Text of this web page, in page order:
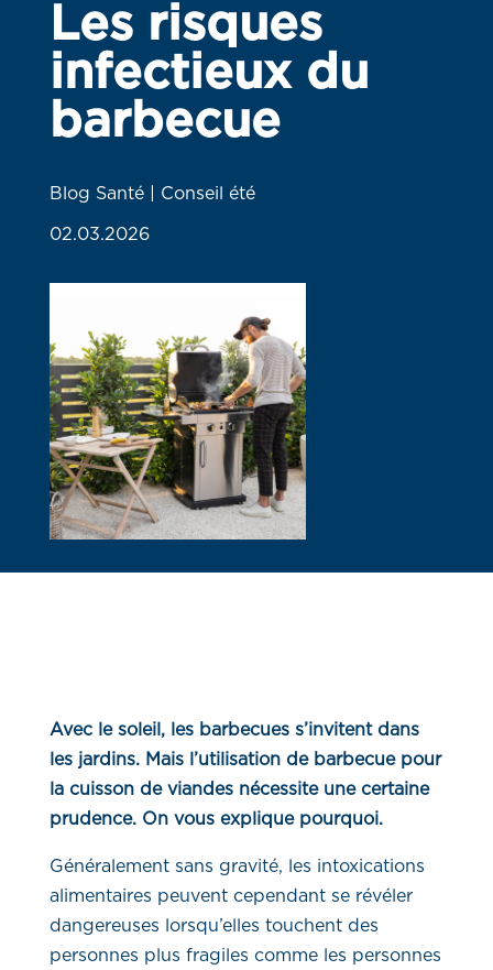
Les risques
infectieux du
barbecue
Blog Santé | Conseil été
02.03.2026
Avec le soleil, les barbecues s’invitent dans
les jardins. Mais l’utilisation de barbecue pour
la cuisson de viandes nécessite une certaine
prudence. On vous explique pourquoi.
Généralement sans gravité, les intoxications
alimentaires peuvent cependant se révéler
dangereuses lorsqu’elles touchent des
personnes plus fragiles comme les personnes